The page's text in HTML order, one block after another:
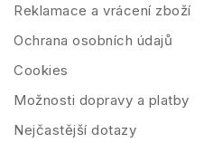
Reklamace a vrácení zboží
Ochrana osobních údajů
Cookies
Možnosti dopravy a platby
Nejčastější dotazy